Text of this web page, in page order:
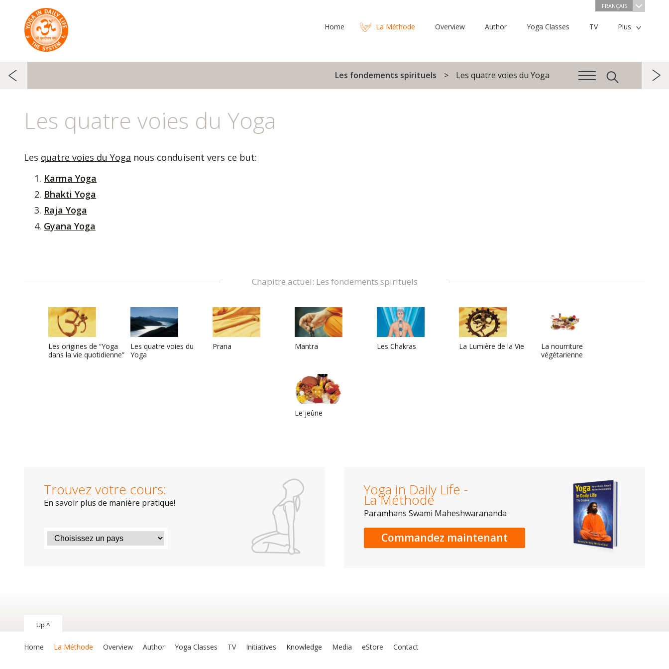
FRANÇAIS
Home La Méthode Overview Author Yoga Classes TV Plus
Les fondements spirituels Les quatre voies du Yoga
Les quatre voies du Yoga
Les quatre voies du Yoga nous conduisent vers ce but:
Karma Yoga
Bhakti Yoga
Raja Yoga
Gyana Yoga
Chapitre actuel: Les fondements spirituels
Les origines de “Yoga
dans la vie quotidienne”
Les quatre voies du
Yoga
Prana Mantra Les Chakras La Lumière de la Vie
La nourriture
végétarienne
Le jeûne
Trouvez votre cours:
En savoir plus de manière pratique!
Yoga in Daily Life -
La Méthode
Paramhans Swami Maheshwarananda
Commandez maintenant
Up ^
Home La Méthode Overview Author Yoga Classes TV Initiatives Knowledge Media eStore Contact